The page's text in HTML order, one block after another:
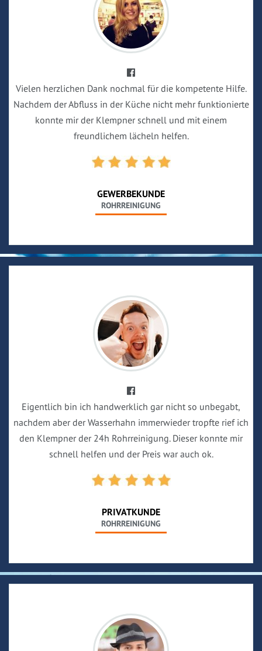
Vielen herzlichen Dank nochmal für die kompetente Hilfe.
Nachdem der Abfluss in der Küche nicht mehr funktionierte
konnte mir der Klempner schnell und mit einem
freundlichem lächeln helfen.
GEWERBEKUNDE
ROHRREINIGUNG
Eigentlich bin ich handwerklich gar nicht so unbegabt,
nachdem aber der Wasserhahn immerwieder tropfte rief ich
den Klempner der 24h Rohrreinigung. Dieser konnte mir
schnell helfen und der Preis war auch ok.
PRIVATKUNDE
ROHRREINIGUNG